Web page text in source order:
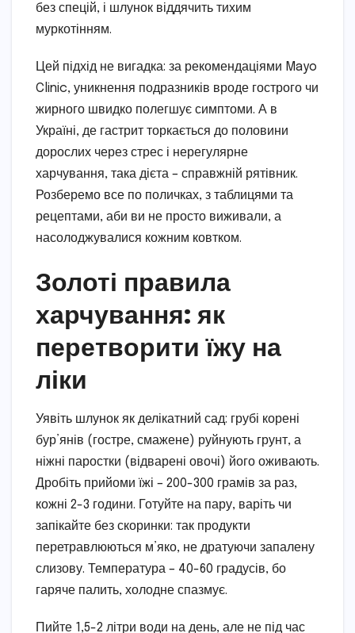
без спецій, і шлунок віддячить тихим
муркотінням.
Цей підхід не вигадка: за рекомендаціями Mayo
Clinic, уникнення подразників вроде гострого чи
жирного швидко полегшує симптоми. А в
Україні, де гастрит торкається до половини
дорослих через стрес і нерегулярне
харчування, така дієта – справжній рятівник.
Розберемо все по поличках, з таблицями та
рецептами, аби ви не просто виживали, а
насолоджувалися кожним ковтком.
Золоті правила
харчування: як
перетворити їжу на
ліки
Уявіть шлунок як делікатний сад: грубі корені
бур’янів (гостре, смажене) руйнують грунт, а
ніжні паростки (відварені овочі) його оживають.
Дробіть прийоми їжі – 200-300 грамів за раз,
кожні 2-3 години. Готуйте на пару, варіть чи
запікайте без скоринки: так продукти
перетравлюються м’яко, не дратуючи запалену
слизову. Температура – 40-60 градусів, бо
гаряче палить, холодне спазмує.
Пийте 1,5-2 літри води на день, але не під час